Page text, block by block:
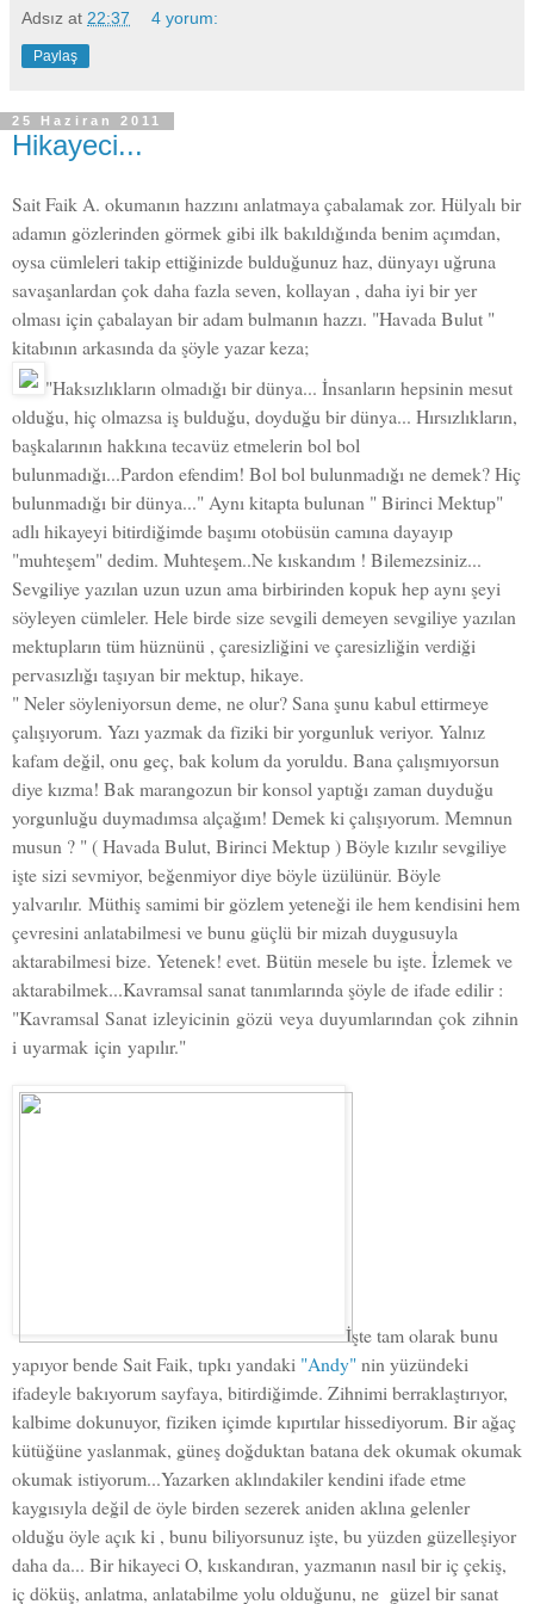
Adsız at 22:37 4 yorum:
Paylaş
25 Haziran 2011
Hikayeci...
Sait Faik A. okumanın hazzını anlatmaya çabalamak zor. Hülyalı bir
adamın gözlerinden görmek gibi ilk bakıldığında benim açımdan,
oysa cümleleri takip ettiğinizde bulduğunuz haz, dünyayı uğruna
savaşanlardan çok daha fazla seven, kollayan , daha iyi bir yer
olması için çabalayan bir adam bulmanın hazzı. "Havada Bulut "
kitabının arkasında da şöyle yazar keza;
"Haksızlıkların olmadığı bir dünya... İnsanların hepsinin mesut
olduğu, hiç olmazsa iş bulduğu, doyduğu bir dünya... Hırsızlıkların,
başkalarının hakkına tecavüz etmelerin bol bol
bulunmadığı...Pardon efendim! Bol bol bulunmadığı ne demek? Hiç
bulunmadığı bir dünya..." Aynı kitapta bulunan " Birinci Mektup"
adlı hikayeyi bitirdiğimde başımı otobüsün camına dayayıp
"muhteşem" dedim. Muhteşem..Ne kıskandım ! Bilemezsiniz...
Sevgiliye yazılan uzun uzun ama birbirinden kopuk hep aynı şeyi
söyleyen cümleler. Hele birde size sevgili demeyen sevgiliye yazılan
mektupların tüm hüznünü , çaresizliğini ve çaresizliğin verdiği
pervasızlığı taşıyan bir mektup, hikaye.
" Neler söyleniyorsun deme, ne olur? Sana şunu kabul ettirmeye
çalışıyorum. Yazı yazmak da fiziki bir yorgunluk veriyor. Yalnız
kafam değil, onu geç, bak kolum da yoruldu. Bana çalışmıyorsun
diye kızma! Bak marangozun bir konsol yaptığı zaman duyduğu
yorgunluğu duymadımsa alçağım! Demek ki çalışıyorum. Memnun
musun ? " ( Havada Bulut, Birinci Mektup ) Böyle kızılır sevgiliye
işte sizi sevmiyor, beğenmiyor diye böyle üzülünür. Böyle
yalvarılır. Müthiş samimi bir gözlem yeteneği ile hem kendisini hem
çevresini anlatabilmesi ve bunu güçlü bir mizah duygusuyla
aktarabilmesi bize. Yetenek! evet. Bütün mesele bu işte. İzlemek ve
aktarabilmek...Kavramsal sanat tanımlarında şöyle de ifade edilir :
"Kavramsal Sanat izleyicinin gözü veya duyumlarından çok zihnin
i uyarmak için yapılır."
İşte tam olarak bunu
yapıyor bende Sait Faik, tıpkı yandaki "Andy"nin yüzündeki
ifadeyle bakıyorum sayfaya, bitirdiğimde. Zihnimi berraklaştırıyor,
kalbime dokunuyor, fiziken içimde kıpırtılar hissediyorum. Bir ağaç
kütüğüne yaslanmak, güneş doğduktan batana dek okumak okumak
okumak istiyorum...Yazarken aklındakiler kendini ifade etme
kaygısıyla değil de öyle birden sezerek aniden aklına gelenler
olduğu öyle açık ki , bunu biliyorsunuz işte, bu yüzden güzelleşiyor
daha da... Bir hikayeci O, kıskandıran, yazmanın nasıl bir iç çekiş,
iç döküş, anlatma, anlatabilme yolu olduğunu, ne güzel bir sanat